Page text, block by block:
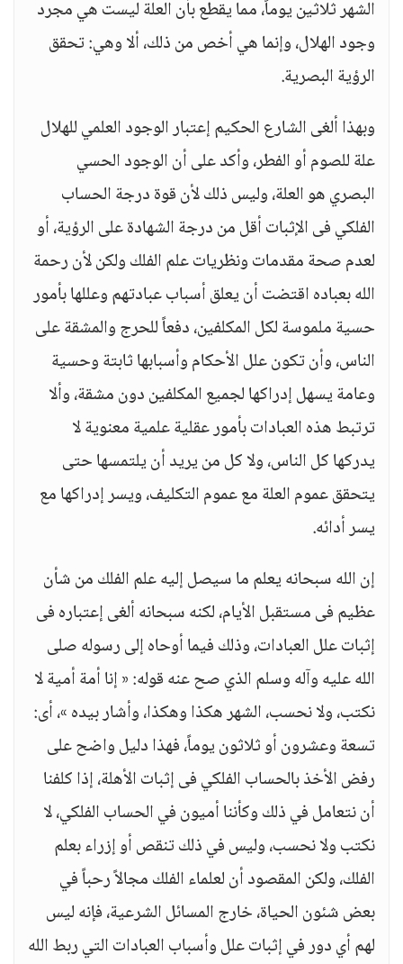
الشهر ثلاثين يوماً، مما يقطع بأن العلة ليست هي مجرد
وجود الهلال، وإنما هي أخص من ذلك، ألا وهي: تحقق
الرؤية البصرية.
وبهذا ألغى الشارع الحكيم إعتبار الوجود العلمي للهلال
علة للصوم أو الفطر، وأكد على أن الوجود الحسي
البصري هو العلة، وليس ذلك لأن قوة درجة الحساب
الفلكي فى الإثبات أقل من درجة الشهادة على الرؤية، أو
لعدم صحة مقدمات ونظريات علم الفلك ولكن لأن رحمة
الله بعباده اقتضت أن يعلق أسباب عبادتهم وعللها بأمور
حسية ملموسة لكل المكلفين، دفعاً للحرج والمشقة على
الناس، وأن تكون علل الأحكام وأسبابها ثابتة وحسية
وعامة يسهل إدراكها لجميع المكلفين دون مشقة، وألا
ترتبط هذه العبادات بأمور عقلية علمية معنوية لا
يدركها كل الناس، ولا كل من يريد أن يلتمسها حتى
يتحقق عموم العلة مع عموم التكليف، ويسر إدراكها مع
يسر أدائه.
إن الله سبحانه يعلم ما سيصل إليه علم الفلك من شأن
عظيم فى مستقبل الأيام، لكنه سبحانه ألغى إعتباره فى
إثبات علل العبادات، وذلك فيما أوحاه إلى رسوله صلى
الله عليه وآله وسلم الذي صح عنه قوله: « إنا أمة أمية لا
نكتب، ولا نحسب، الشهر هكذا وهكذا، وأشار بيده »، أى:
تسعة وعشرون أو ثلاثون يوماً، فهذا دليل واضح على
رفض الأخذ بالحساب الفلكي فى إثبات الأهلة، إذا كلفنا
أن نتعامل في ذلك وكأننا أميون في الحساب الفلكي، لا
نكتب ولا نحسب، وليس في ذلك تنقص أو إزراء بعلم
الفلك، ولكن المقصود أن لعلماء الفلك مجالاً رحباً في
بعض شئون الحياة، خارج المسائل الشرعية، فإنه ليس
لهم أي دور في إثبات علل وأسباب العبادات التي ربط الله